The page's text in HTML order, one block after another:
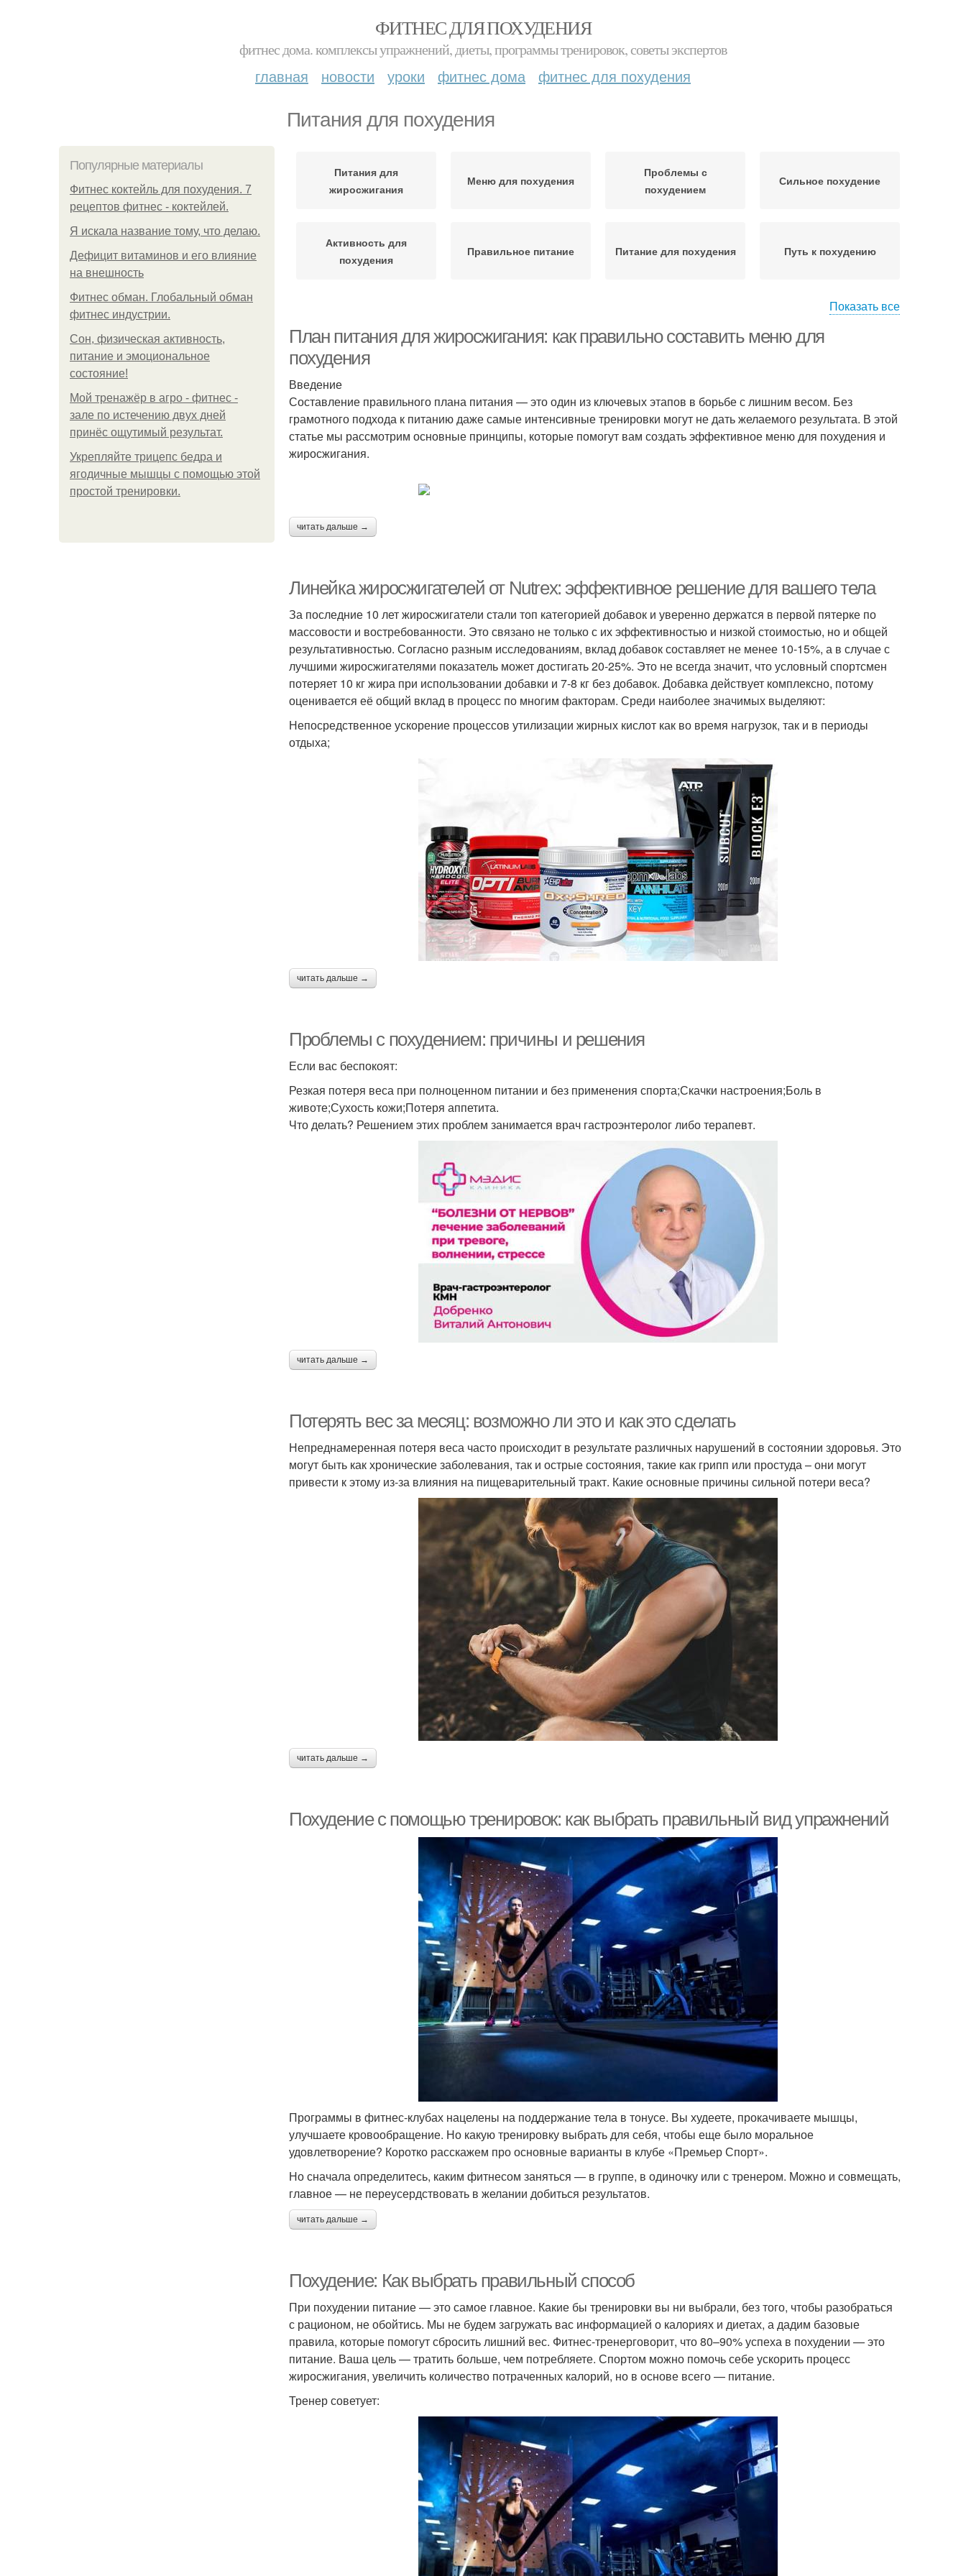
ФИТНЕС ДЛЯ ПОХУДЕНИЯ
фитнес дома. комплексы упражнений, диеты, программы тренировок, советы экспертов
главная новости уроки фитнес дома фитнес для похудения
Питания для похудения
Популярные материалы
Фитнес коктейль для похудения. 7
рецептов фитнес - коктейлей.
Я искала название тому, что делаю.
Дефицит витаминов и его влияние
на внешность
Фитнес обман. Глобальный обман
фитнес индустрии.
Сон, физическая активность,
питание и эмоциональное
состояние!
Мой тренажёр в агро - фитнес -
зале по истечению двух дней
принёс ощутимый результат.
Укрепляйте трицепс бедра и
ягодичные мышцы с помощью этой
простой тренировки.
Питания для
жиросжигания
Меню для похудения
Проблемы с
похудением
Сильное похудение
Активность для
похудения
Правильное питание Питание для похудения Путь к похудению
Массы при похудении
похудения
похудения
Мотивации для
Активность при
похудении
Питания для плоского
живота
Процессы для
похудения
Диета для быстрого
похудения
Завтрак для похудения
Программы для
Кардиотренировки для
Похудение в домашних
Рекомендации по
похудению
Показать все
План питания для жиросжигания: как правильно составить меню для
похудения
Введение
Составление правильного плана питания — это один из ключевых этапов в борьбе с лишним весом. Без
грамотного подхода к питанию даже самые интенсивные тренировки могут не дать желаемого результата. В этой
статье мы рассмотрим основные принципы, которые помогут вам создать эффективное меню для похудения и
жиросжигания.
читать дальше →
Линейка жиросжигателей от Nutrex: эффективное решение для вашего тела
За последние 10 лет жиросжигатели стали топ категорией добавок и уверенно держатся в первой пятерке по
массовости и востребованности. Это связано не только с их эффективностью и низкой стоимостью, но и общей
результативностью. Согласно разным исследованиям, вклад добавок составляет не менее 10-15%, а в случае с
лучшими жиросжигателями показатель может достигать 20-25%. Это не всегда значит, что условный спортсмен
потеряет 10 кг жира при использовании добавки и 7-8 кг без добавок. Добавка действует комплексно, потому
оценивается её общий вклад в процесс по многим факторам. Среди наиболее значимых выделяют:
Непосредственное ускорение процессов утилизации жирных кислот как во время нагрузок, так и в периоды
отдыха;
читать дальше →
Проблемы с похудением: причины и решения
Если вас беспокоят:
Резкая потеря веса при полноценном питании и без применения спорта;Скачки настроения;Боль в
животе;Сухость кожи;Потеря аппетита.
Что делать? Решением этих проблем занимается врач гастроэнтеролог либо терапевт.
читать дальше →
Потерять вес за месяц: возможно ли это и как это сделать
Непреднамеренная потеря веса часто происходит в результате различных нарушений в состоянии здоровья. Это
могут быть как хронические заболевания, так и острые состояния, такие как грипп или простуда – они могут
привести к этому из-за влияния на пищеварительный тракт. Какие основные причины сильной потери веса?
читать дальше →
Похудение с помощью тренировок: как выбрать правильный вид упражнений
Программы в фитнес-клубах нацелены на поддержание тела в тонусе. Вы худеете, прокачиваете мышцы,
улучшаете кровообращение. Но какую тренировку выбрать для себя, чтобы еще было моральное
удовлетворение? Коротко расскажем про основные варианты в клубе «Премьер Спорт».
Но сначала определитесь, каким фитнесом заняться — в группе, в одиночку или с тренером. Можно и совмещать,
главное — не переусердствовать в желании добиться результатов.
читать дальше →
Похудение: Как выбрать правильный способ
При похудении питание — это самое главное. Какие бы тренировки вы ни выбрали, без того, чтобы разобраться
с рационом, не обойтись. Мы не будем загружать вас информацией о калориях и диетах, а дадим базовые
правила, которые помогут сбросить лишний вес. Фитнес-тренерговорит, что 80–90% успеха в похудении — это
питание. Ваша цель — тратить больше, чем потребляете. Спортом можно помочь себе ускорить процесс
жиросжигания, увеличить количество потраченных калорий, но в основе всего — питание.
Тренер советует: